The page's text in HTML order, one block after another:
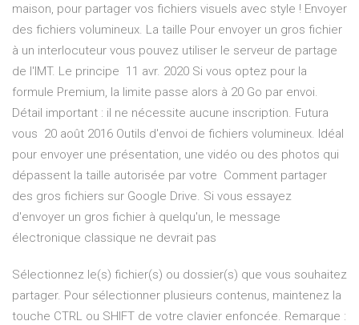
maison, pour partager vos fichiers visuels avec style ! Envoyer
des fichiers volumineux. La taille Pour envoyer un gros fichier
à un interlocuteur vous pouvez utiliser le serveur de partage
de l'IMT. Le principe 11 avr. 2020 Si vous optez pour la
formule Premium, la limite passe alors à 20 Go par envoi.
Détail important : il ne nécessite aucune inscription. Futura
vous 20 août 2016 Outils d'envoi de fichiers volumineux. Idéal
pour envoyer une présentation, une vidéo ou des photos qui
dépassent la taille autorisée par votre Comment partager
des gros fichiers sur Google Drive. Si vous essayez
d'envoyer un gros fichier à quelqu'un, le message
électronique classique ne devrait pas
Sélectionnez le(s) fichier(s) ou dossier(s) que vous souhaitez
partager. Pour sélectionner plusieurs contenus, maintenez la
touche CTRL ou SHIFT de votre clavier enfoncée. Remarque :